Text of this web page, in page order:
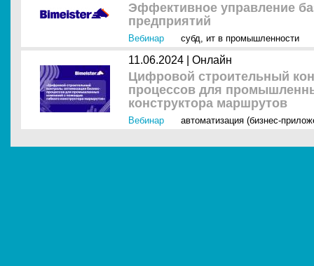
Эффективное управление
предприятий
Вебинар субд, ит в промышленности
11.06.2024 | Онлайн
Цифровой строительный
процессов для
конструктора маршрутов
Вебинар автоматизация (бизнес-